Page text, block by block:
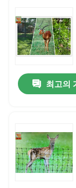
최고의